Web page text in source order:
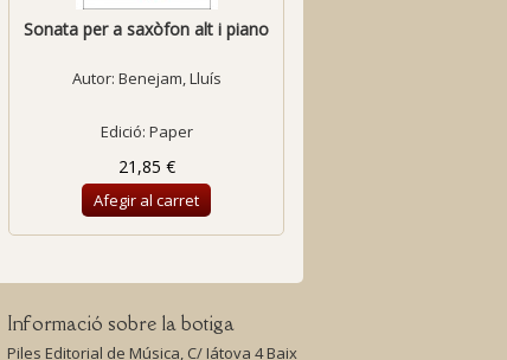
Sonata per a saxòfon alt i piano
Autor: Benejam, Lluís
Edició: Paper
21,85 €
Afegir al carret
Informació sobre la botiga
Piles Editorial de Música, C/ Iátova 4 Baix